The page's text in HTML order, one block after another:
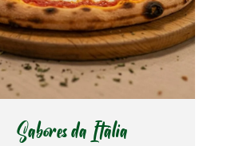
Raízes Italianas